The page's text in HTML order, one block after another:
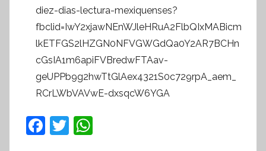
diez-dias-lectura-mexiquenses?
fbclid=IwY2xjawNEnWJleHRuA2FlbQIxMABicm
lkETFGS2lHZGN0NFVGWGdQa0Y2AR7BCHn
cGsIA1m6apiFVBredwFTAav-
geUPPb9g2hwTtGlAex4321S0c729rpA_aem_
RCrLWbVAVwE-dxsqcW6YGA
F
T